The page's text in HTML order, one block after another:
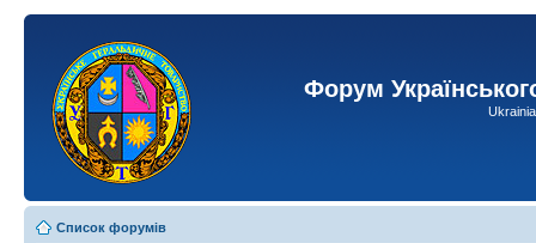
Форум
Список форумів